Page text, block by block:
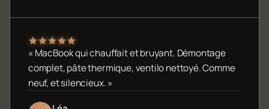
« MacBook qui chauffait et bruyant. Démontage
complet, pâte thermique, ventilo nettoyé. Comme
neuf, et silencieux. »